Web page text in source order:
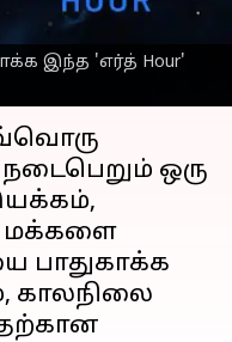
இந்த 'எர்த் Hour'
11:23 am
நடைபெறும் ஒரு
மக்களை
பாதுகாக்க
காலநிலை